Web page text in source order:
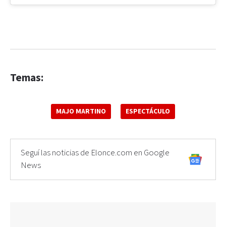
Temas:
MAJO MARTINO ESPECTÁCULO
Seguí las noticias de Elonce.com en Google
News